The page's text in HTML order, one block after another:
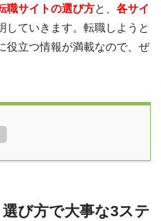
職サイトの選び方と、 各サイ
していきます。転職しようと
役立つ情報が満載なので、ぜ
び方で大事な3ステ